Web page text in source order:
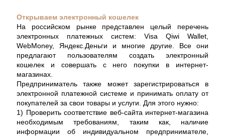
Открываем электронный кошелек
На российском рынке представлен целый перечень
электронных платежных систем: Visa Qiwi Wallet,
WebMoney, Яндекс.Деньги и многие другие. Все они
предлагают пользователям создать электронный
кошелек и совершать с него покупки в интернет-
магазинах.
Предприниматель также может зарегистрироваться в
электронной платежной системе и принимать оплату от
покупателей за свои товары и услуги. Для этого нужно:
1) Проверить соответствие веб-сайта интернет-магазина
необходимым требованиям, таким как, наличие
информации об индивидуальном предпринимателе,